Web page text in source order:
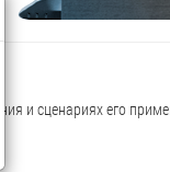
и сценариях его